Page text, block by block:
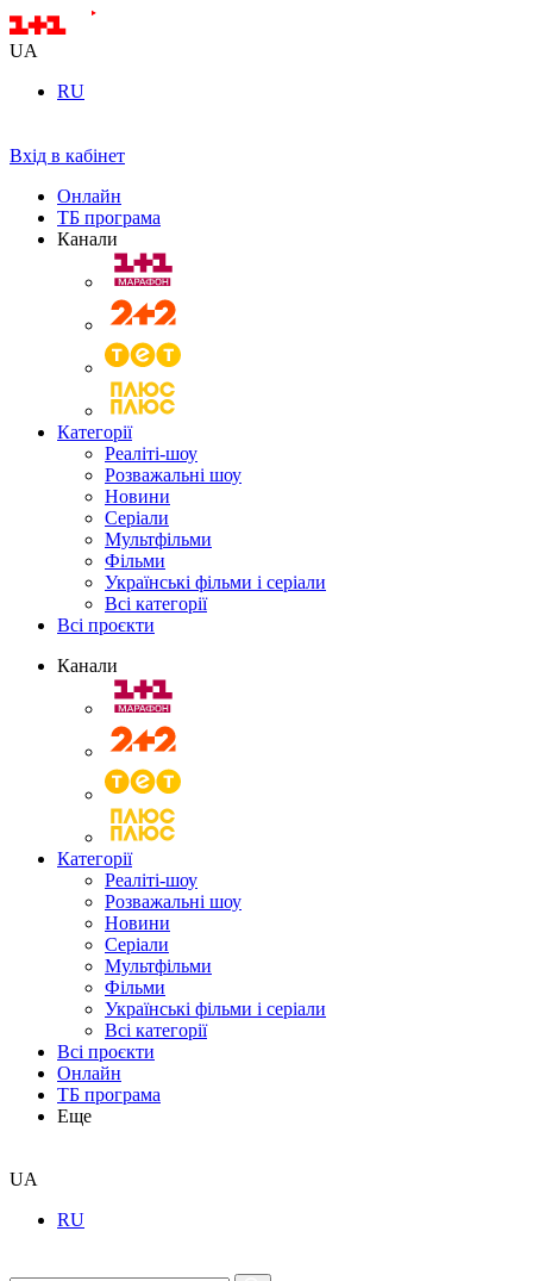
UA
RU
Вхід в кабінет
Онлайн
ТБ програма
Канали
Категорії
Реаліті-шоу
Розважальні шоу
Новини
Серіали
Мультфільми
Фільми
Українські фільми і серіали
Всі категорії
Всі проєкти
Канали
Категорії
Реаліті-шоу
Розважальні шоу
Новини
Серіали
Мультфільми
Фільми
Українські фільми і серіали
Всі категорії
Всі проєкти
Онлайн
ТБ програма
Еще
UA
RU